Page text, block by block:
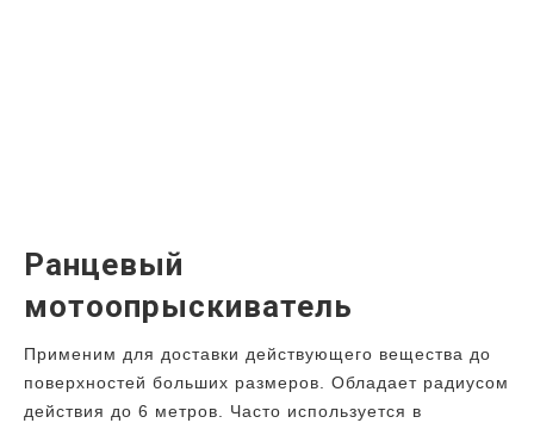
Ранцевый
мотоопрыскиватель
Применим для доставки действующего вещества до
поверхностей больших размеров. Обладает радиусом
действия до 6 метров. Часто используется в